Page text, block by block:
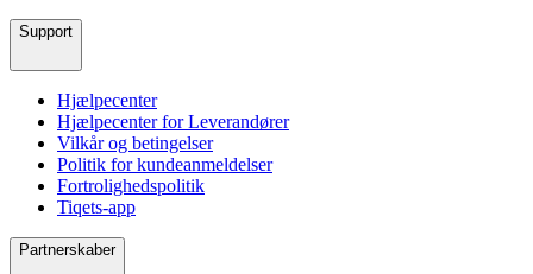
Support
Hjælpecenter
Hjælpecenter for Leverandører
Vilkår og betingelser
Politik for kundeanmeldelser
Fortrolighedspolitik
Tiqets-app
Partnerskaber